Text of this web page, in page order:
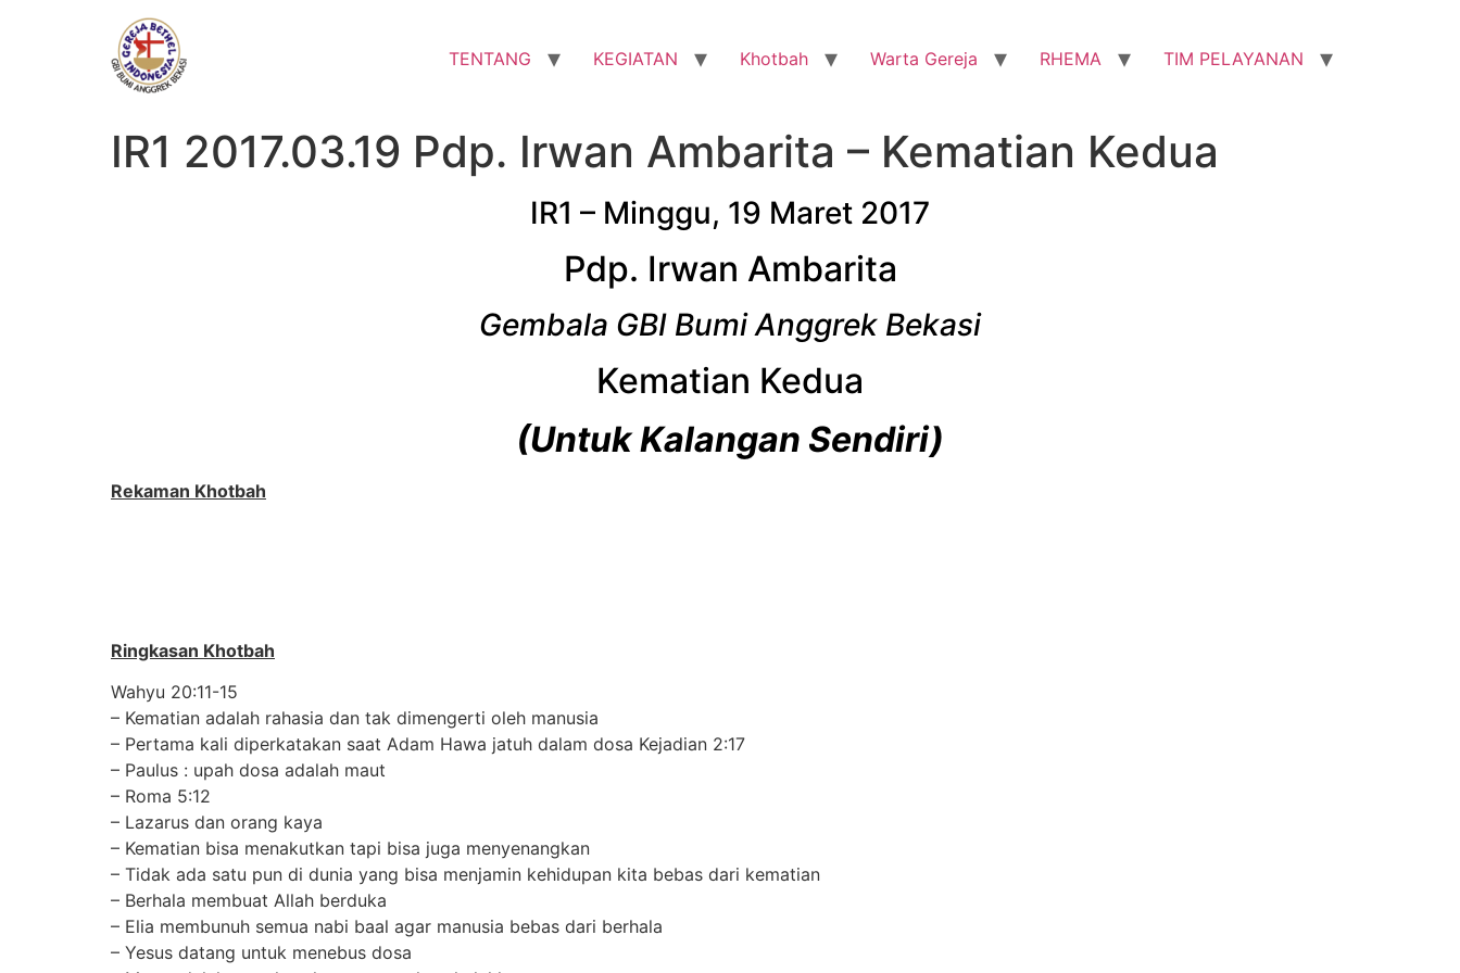
TENTANG KEGIATAN Khotbah Warta Gereja RHEMA TIM PELAYANAN
IR1 2017.03.19 Pdp. Irwan Ambarita – Kematian Kedua
IR1 – Minggu, 19 Maret 2017
Pdp. Irwan Ambarita
Gembala GBI Bumi Anggrek Bekasi
Kematian Kedua
(Untuk Kalangan Sendiri)
Rekaman Khotbah
Ringkasan Khotbah
Wahyu 20:11-15
– Kematian adalah rahasia dan tak dimengerti oleh manusia
– Pertama kali diperkatakan saat Adam Hawa jatuh dalam dosa Kejadian 2:17
– Paulus : upah dosa adalah maut
– Roma 5:12
– Lazarus dan orang kaya
– Kematian bisa menakutkan tapi bisa juga menyenangkan
– Tidak ada satu pun di dunia yang bisa menjamin kehidupan kita bebas dari kematian
– Berhala membuat Allah berduka
– Elia membunuh semua nabi baal agar manusia bebas dari berhala
– Yesus datang untuk menebus dosa